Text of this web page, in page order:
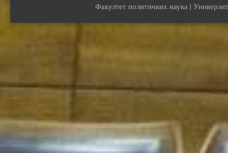
Факултет политичких наука |